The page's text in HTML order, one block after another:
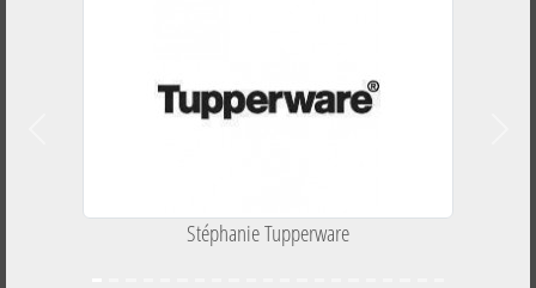
Stéphanie Tupperware